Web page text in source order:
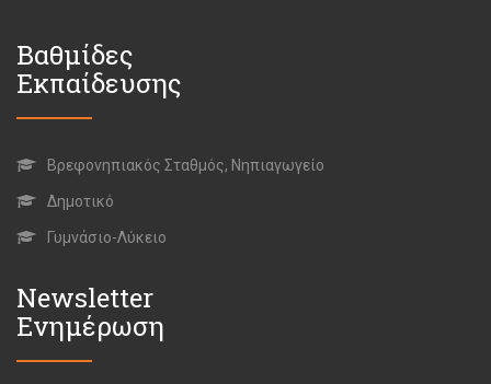
Βαθμίδες
Εκπαίδευσης
Βρεφονηπιακός Σταθμός, Νηπιαγωγείο
Δημοτικό
Γυμνάσιο-Λύκειο
Newsletter
Ενημέρωση